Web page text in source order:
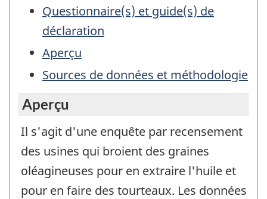
Questionnaire(s) et guide(s) de
déclaration
Aperçu
Sources de données et méthodologie
Aperçu
Il s'agit d'une enquête par recensement
des usines qui broient des graines
oléagineuses pour en extraire l'huile et
pour en faire des tourteaux. Les données